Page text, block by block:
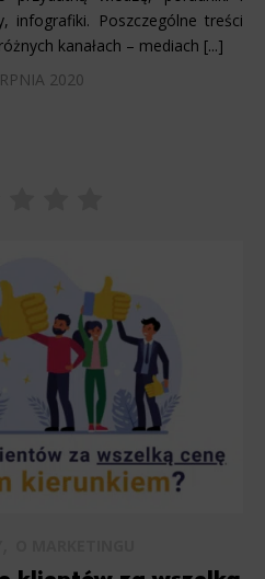
infografiki. Poszczególne treści
kanałach – mediach [...]
2020